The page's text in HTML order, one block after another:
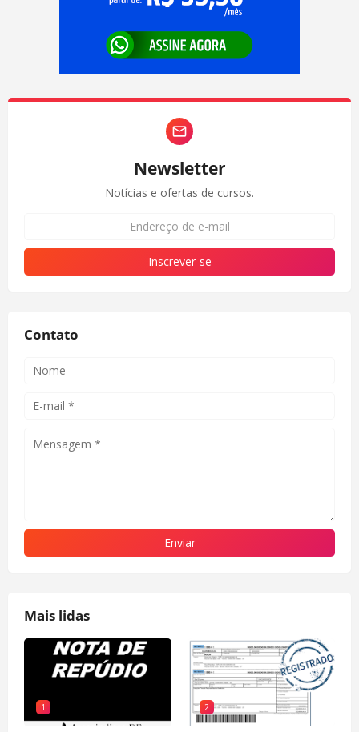
Newsletter
Notícias e ofertas de cursos.
Contato
Mais lidas
1 2